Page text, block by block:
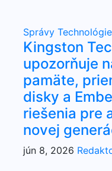
SprávyTechnológie
Kingston
upozorňuje
pamäte,
disky a
riešenia pre
novej
jún 8, 2026